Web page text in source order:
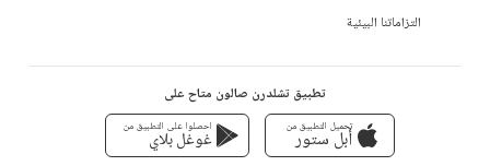
التزاماتنا البيئية
تطبيق تشلدرن صالون متاح على
تحميل التطبيق من
أبل ستور
احصلوا على التطبيق من
غوغل بلاي